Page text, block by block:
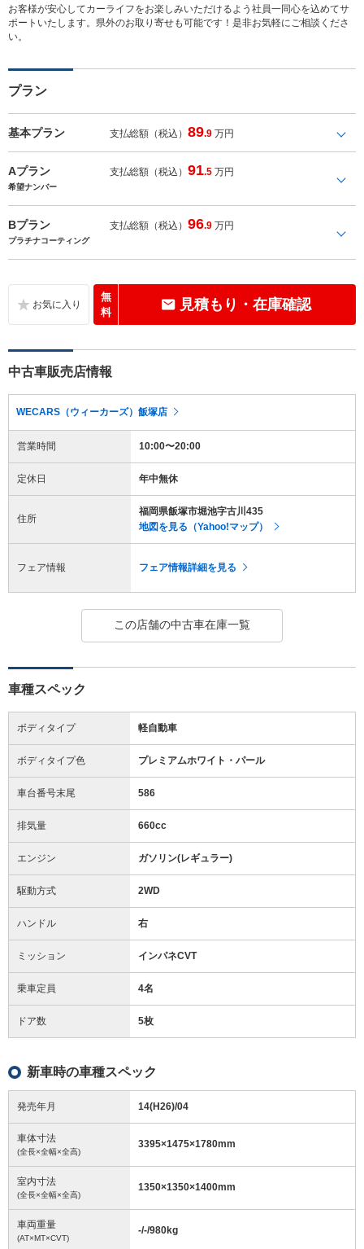
お客様が安心してカーライフをお楽しみいただけるよう社員一同心を込めてサ
ポートいたします。県外のお取り寄せも可能です！是非お気軽にご相談くださ
い。
プラン
基本プラン 支払総額（税込）89.9 万円
Aプラン 支払総額（税込）91.5 万円
希望ナンバー
Bプラン 支払総額（税込）96.9 万円
プラチナコーティング
無
料
見積もり・在庫確認
中古車販売店情報
WECARS（ウィーカーズ）飯塚店
営業時間 10:00〜20:00
定休日 年中無休
住所
福岡県飯塚市堀池字古川435
地図を見る（Yahoo!マップ）
フェア情報 フェア情報詳細を見る
この店舗の中古車在庫一覧
車種スペック
ボディタイプ 軽自動車
ボディタイプ色 プレミアムホワイト・パール
車台番号末尾 586
排気量 660cc
エンジン ガソリン(レギュラー)
駆動方式 2WD
ハンドル 右
ミッション インパネCVT
乗車定員 4名
ドア数 5枚
新車時の車種スペック
発売年月 14(H26)/04
車体寸法
(全長×全幅×全高)
3395×1475×1780mm
室内寸法
(全長×全幅×全高)
1350×1350×1400mm
車両重量
(AT×MT×CVT)
-/-/980kg